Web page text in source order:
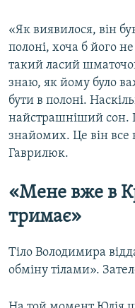
«Як виявилося, він
полоні, хоча б його
такий ласий
знаю, як йому було
бути в полоні.
найстрашніший сон.
знайомих. Це він все
Гаврилюк.
«Мене вже в
тримає»
Тіло Володимира
обміну тілами».